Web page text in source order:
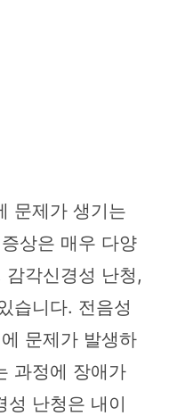
문제가 생기는
상은 매우 다양
각신경성 난청,
습니다. 전음성
문제가 발생하
과정에 장애가
성 난청은 내이